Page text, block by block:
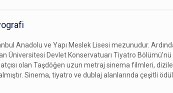
Anadolu ve Yapı Meslek Lisesi mezunudur.
Üniversitesi Devlet Konservatuarı Tiyatro
olan Taşdöğen uzun metraj sinema filmleri,
Sinema, tiyatro ve dublaj alanlarında çeşitli